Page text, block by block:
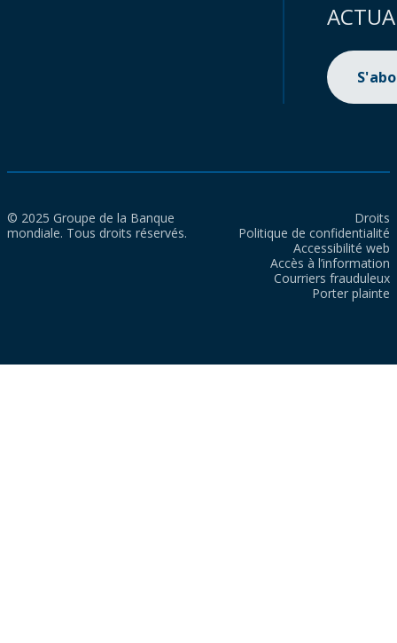
© 2025 Groupe de la Banque
mondiale. Tous droits réservés.
Droits
Politique de confidentialité
Accessibilité web
Accès à l’information
Courriers frauduleux
Porter plainte